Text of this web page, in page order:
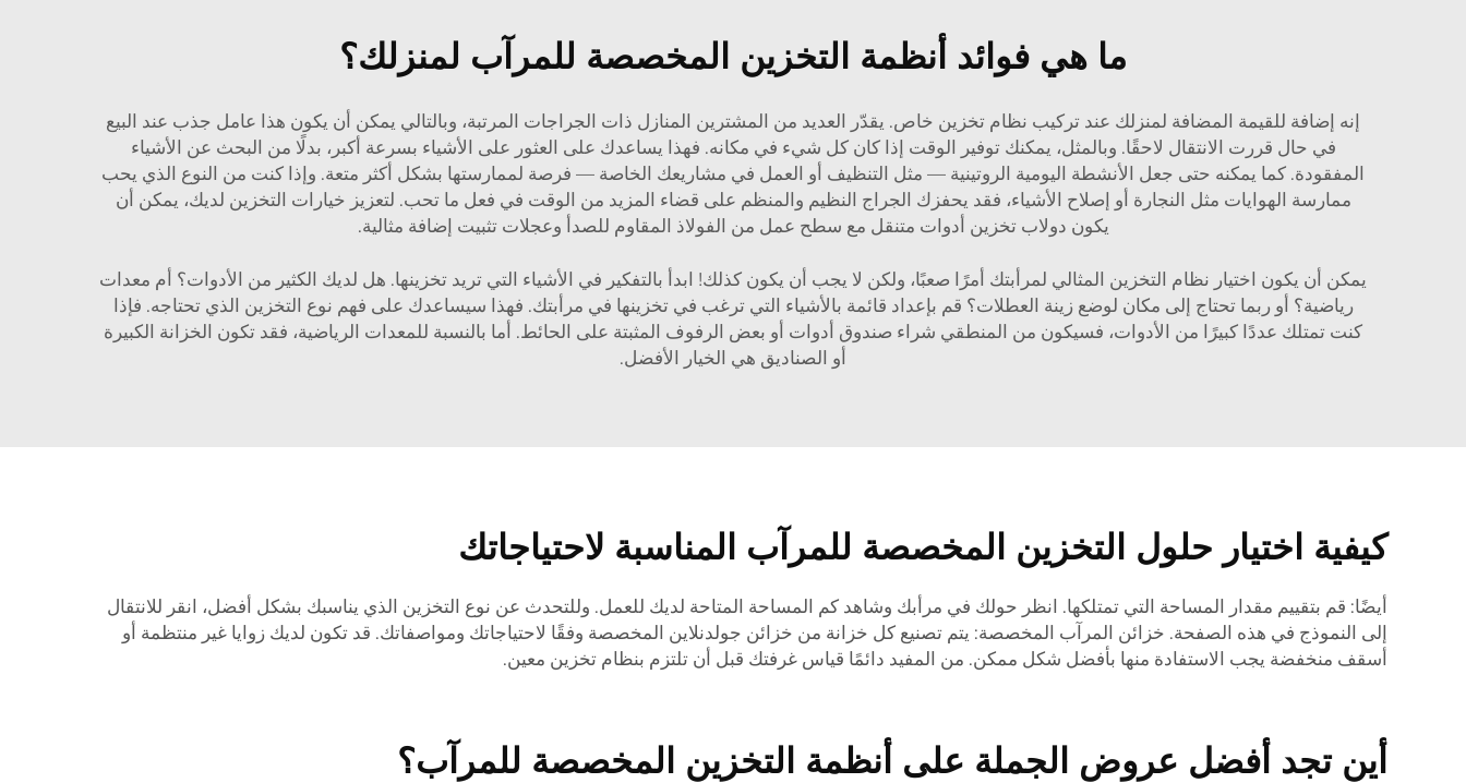
ما هي فوائد أنظمة التخزين المخصصة للمرآب لمنزلك؟
إنه إضافة للقيمة المضافة لمنزلك عند تركيب نظام تخزين خاص. يقدّر العديد من المشترين المنازل ذات الجراجات المرتبة، وبالتالي يمكن أن يكون هذا عامل جذب عند البيع
في حال قررت الانتقال لاحقًا. وبالمثل، يمكنك توفير الوقت إذا كان كل شيء في مكانه. فهذا يساعدك على العثور على الأشياء بسرعة أكبر، بدلًا من البحث عن الأشياء
المفقودة. كما يمكنه حتى جعل الأنشطة اليومية الروتينية — مثل التنظيف أو العمل في مشاريعك الخاصة — فرصة لممارستها بشكل أكثر متعة. وإذا كنت من النوع الذي يحب
ممارسة الهوايات مثل النجارة أو إصلاح الأشياء، فقد يحفزك الجراج النظيم والمنظم على قضاء المزيد من الوقت في فعل ما تحب. لتعزيز خيارات التخزين لديك، يمكن أن
يكون دولاب تخزين أدوات متنقل مع سطح عمل من الفولاذ المقاوم للصدأ وعجلات تثبيت إضافة مثالية.
يمكن أن يكون اختيار نظام التخزين المثالي لمرأبتك أمرًا صعبًا، ولكن لا يجب أن يكون كذلك! ابدأ بالتفكير في الأشياء التي تريد تخزينها. هل لديك الكثير من الأدوات؟ أم معدات
رياضية؟ أو ربما تحتاج إلى مكان لوضع زينة العطلات؟ قم بإعداد قائمة بالأشياء التي ترغب في تخزينها في مرأبتك. فهذا سيساعدك على فهم نوع التخزين الذي تحتاجه. فإذا
كنت تمتلك عددًا كبيرًا من الأدوات، فسيكون من المنطقي شراء صندوق أدوات أو بعض الرفوف المثبتة على الحائط. أما بالنسبة للمعدات الرياضية، فقد تكون الخزانة الكبيرة
أو الصناديق هي الخيار الأفضل.
كيفية اختيار حلول التخزين المخصصة للمرآب المناسبة لاحتياجاتك
أيضًا: قم بتقييم مقدار المساحة التي تمتلكها. انظر حولك في مرأبك وشاهد كم المساحة المتاحة لديك للعمل. وللتحدث عن نوع التخزين الذي يناسبك بشكل أفضل، انقر للانتقال
إلى النموذج في هذه الصفحة. خزائن المرآب المخصصة: يتم تصنيع كل خزانة من خزائن جولدنلاين المخصصة وفقًا لاحتياجاتك ومواصفاتك. قد تكون لديك زوايا غير منتظمة أو
أسقف منخفضة يجب الاستفادة منها بأفضل شكل ممكن. من المفيد دائمًا قياس غرفتك قبل أن تلتزم بنظام تخزين معين.
أين تجد أفضل عروض الجملة على أنظمة التخزين المخصصة للمرآب؟